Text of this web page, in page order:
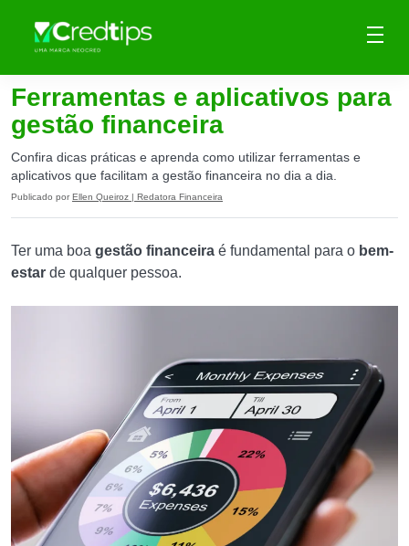
Ferramentas e aplicativos para
gestão financeira
Confira dicas práticas e aprenda como utilizar ferramentas e
aplicativos que facilitam a gestão financeira no dia a dia.
Publicado por Ellen Queiroz | Redatora Financeira
Ter uma boa gestão financeira é fundamental para o bem-
estar de qualquer pessoa.